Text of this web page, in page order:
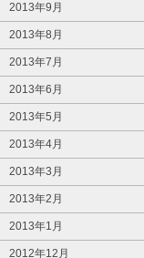
2013年9月
2013年8月
2013年7月
2013年6月
2013年5月
2013年4月
2013年3月
2013年2月
2013年1月
2012年12月